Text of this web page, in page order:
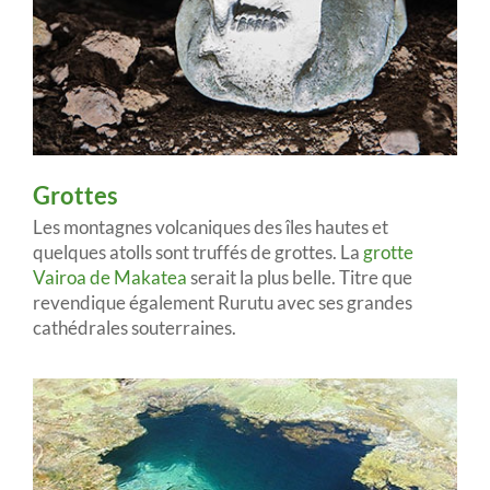
Grottes
Les montagnes volcaniques des îles hautes et
quelques atolls sont truffés de grottes. La grotte
Vairoa de Makateaserait la plus belle. Titre que
revendique également Rurutu avec ses grandes
cathédrales souterraines.